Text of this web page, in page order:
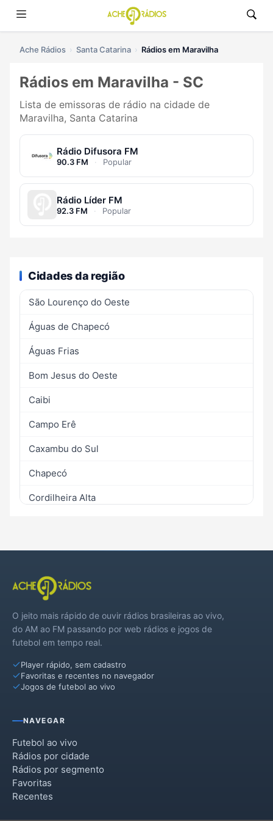
Ache Rádios Santa Catarina Rádios em Maravilha
Rádios em Maravilha - SC
Lista de emissoras de rádio na cidade de
Maravilha, Santa Catarina
Rádio Difusora FM
90.3 FM · Popular
Rádio Líder FM
92.3 FM · Popular
Cidades da região
São Lourenço do Oeste
Águas de Chapecó
Águas Frias
Bom Jesus do Oeste
Caibi
Campo Erê
Caxambu do Sul
Chapecó
Cordilheira Alta
Flor do Sertão
Formosa do Sul
Guatambu
Iraceminha
Irati
Jardinópolis
Modelo
Nova Erechim
Nova Itaberaba
O jeito mais rápido de ouvir rádios brasileiras ao vivo,
do AM ao FM passando por web rádios e jogos de
futebol em tempo real.
Player rápido, sem cadastro
Favoritas e recentes no navegador
Jogos de futebol ao vivo
NAVEGAR
Futebol ao vivo
Rádios por cidade
Rádios por segmento
Favoritas
Recentes